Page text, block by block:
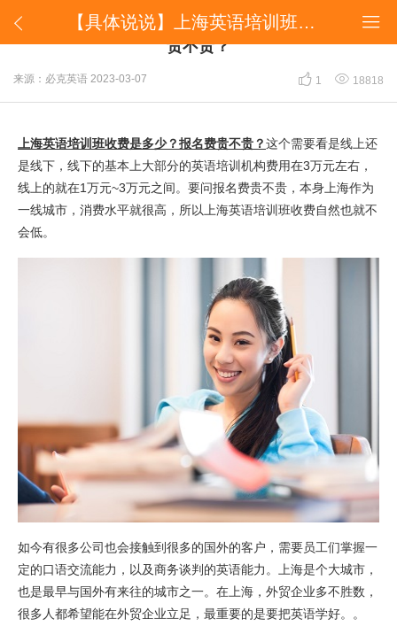
 
【具体说说】​上海英语培训班收费是多少？报名费贵不贵？
【具体说说】​上海英语培训班收费是多少？报名费
贵不贵？
来源：必克英语 2023-03-07  1  18818
上海英语培训班收费是多少？报名费贵不贵？这个需要看是线上还
是线下，线下的基本上大部分的英语培训机构费用在3万元左右，
线上的就在1万元~3万元之间。要问报名费贵不贵，本身上海作为
一线城市，消费水平就很高，所以上海英语培训班收费自然也就不
会低。
如今有很多公司也会接触到很多的国外的客户，需要员工们掌握一
定的口语交流能力，以及商务谈判的英语能力。上海是个大城市，
也是最早与国外有来往的城市之一。在上海，外贸企业多不胜数，
很多人都希望能在外贸企业立足，最重要的是要把英语学好。。